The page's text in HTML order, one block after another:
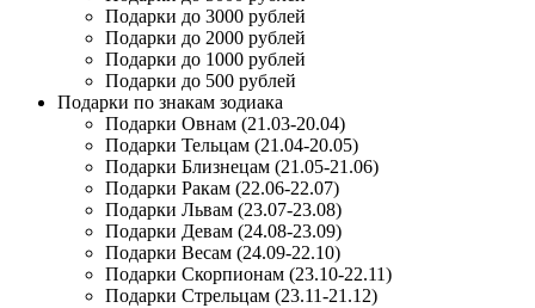
Подарки до 3000 рублей
Подарки до 2000 рублей
Подарки до 1000 рублей
Подарки до 500 рублей
Подарки по знакам зодиака
Подарки Овнам (21.03-20.04)
Подарки Тельцам (21.04-20.05)
Подарки Близнецам (21.05-21.06)
Подарки Ракам (22.06-22.07)
Подарки Львам (23.07-23.08)
Подарки Девам (24.08-23.09)
Подарки Весам (24.09-22.10)
Подарки Скорпионам (23.10-22.11)
Подарки Стрельцам (23.11-21.12)